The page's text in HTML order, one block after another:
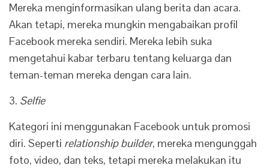
Mereka menginformasikan ulang berita dan acara.
Akan tetapi, mereka mungkin mengabaikan profil
Facebook mereka sendiri. Mereka lebih suka
mengetahui kabar terbaru tentang keluarga dan
teman-teman mereka dengan cara lain.
3. Selfie
Kategori ini menggunakan Facebook untuk promosi
diri. Seperti relationship builder, mereka mengunggah
foto, video, dan teks, tetapi mereka melakukan itu